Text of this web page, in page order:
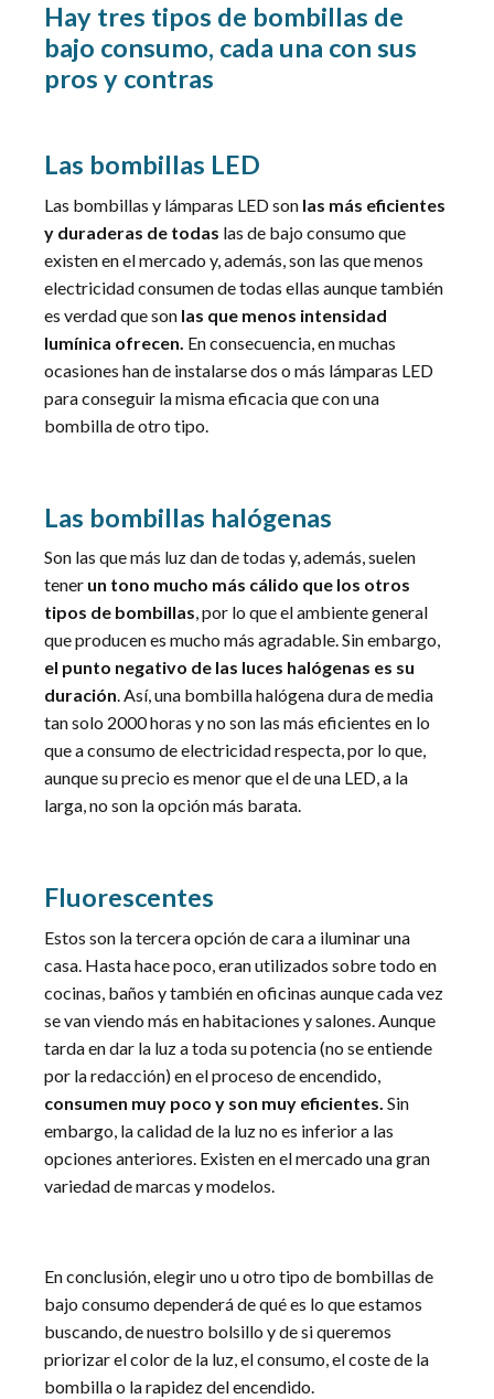
Hay tres tipos de bombillas de
bajo consumo, cada una con sus
pros y contras
Las bombillas LED
Las bombillas y lámparas LED son las más eficientes
y duraderas de todas las de bajo consumo que
existen en el mercado y, además, son las que menos
electricidad consumen de todas ellas aunque también
es verdad que son las que menos intensidad
lumínica ofrecen. En consecuencia, en muchas
ocasiones han de instalarse dos o más lámparas LED
para conseguir la misma eficacia que con una
bombilla de otro tipo.
Las bombillas halógenas
Son las que más luz dan de todas y, además, suelen
tener un tono mucho más cálido que los otros
tipos de bombillas, por lo que el ambiente general
que producen es mucho más agradable. Sin embargo,
el punto negativo de las luces halógenas es su
duración. Así, una bombilla halógena dura de media
tan solo 2000 horas y no son las más eficientes en lo
que aconsumo de electricidadrespecta, por lo que,
aunque su precio es menor que el de una LED, a la
larga, no son la opción más barata.
Fluorescentes
Estos son la tercera opción de cara a iluminar una
casa. Hasta hace poco, eran utilizados sobre todo en
cocinas, baños y también en oficinas aunque cada vez
se van viendo más en habitaciones y salones. Aunque
tarda en dar la luz a toda su potencia (no se entiende
por la redacción) en el proceso de encendido,
consumen muy poco y son muy eficientes. Sin
embargo, la calidad de la luz no es inferior a las
opciones anteriores. Existen en el mercado una gran
variedad de marcas y modelos.
En conclusión, elegir uno u otro tipo de bombillas de
bajo consumo dependerá de qué es lo que estamos
buscando, de nuestro bolsillo y de si queremos
priorizar el color de la luz, el consumo, el coste de la
bombilla o la rapidez del encendido.